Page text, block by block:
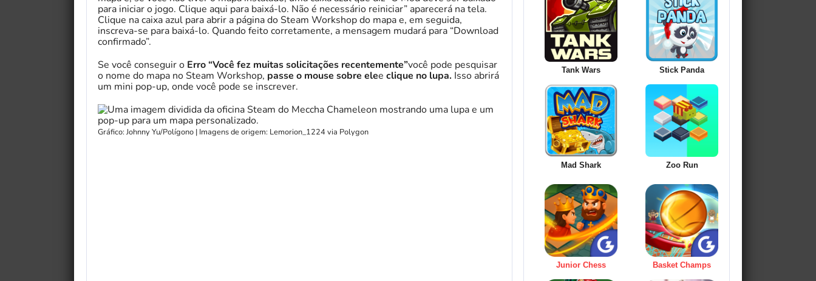
para iniciar o jogo. Clique aqui para baixá-lo. Não é necessário reiniciar” aparecerá na tela.
Clique na caixa azul para abrir a página do Steam Workshop do mapa e, em seguida,
inscreva-se para baixá-lo. Quando feito corretamente, a mensagem mudará para “Download
confirmado”.
Se você conseguir o Erro “Você fez muitas solicitações recentemente”você pode pesquisar
o nome do mapa no Steam Workshop, passe o mouse sobre elee clique no lupa. Isso abrirá
um mini pop-up, onde você pode se inscrever.
Gráfico: Johnny Yu/Polígono | Imagens de origem: Lemorion_1224 via Polygon
Tank Wars Stick Panda
Mad Shark Zoo Run
Junior Chess Basket Champs